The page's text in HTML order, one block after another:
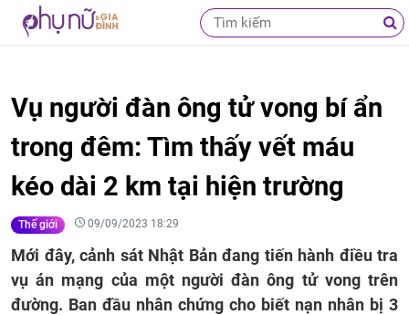
Vụ người đàn ông tử vong bí ẩn
trong đêm: Tìm thấy vết máu
kéo dài 2 km tại hiện trường
Thế giới 09/09/2023 18:29
Mới đây, cảnh sát Nhật Bản đang tiến hành điều tra
vụ án mạng của một người đàn ông tử vong trên
đường. Ban đầu nhân chứng cho biết nạn nhân bị 3